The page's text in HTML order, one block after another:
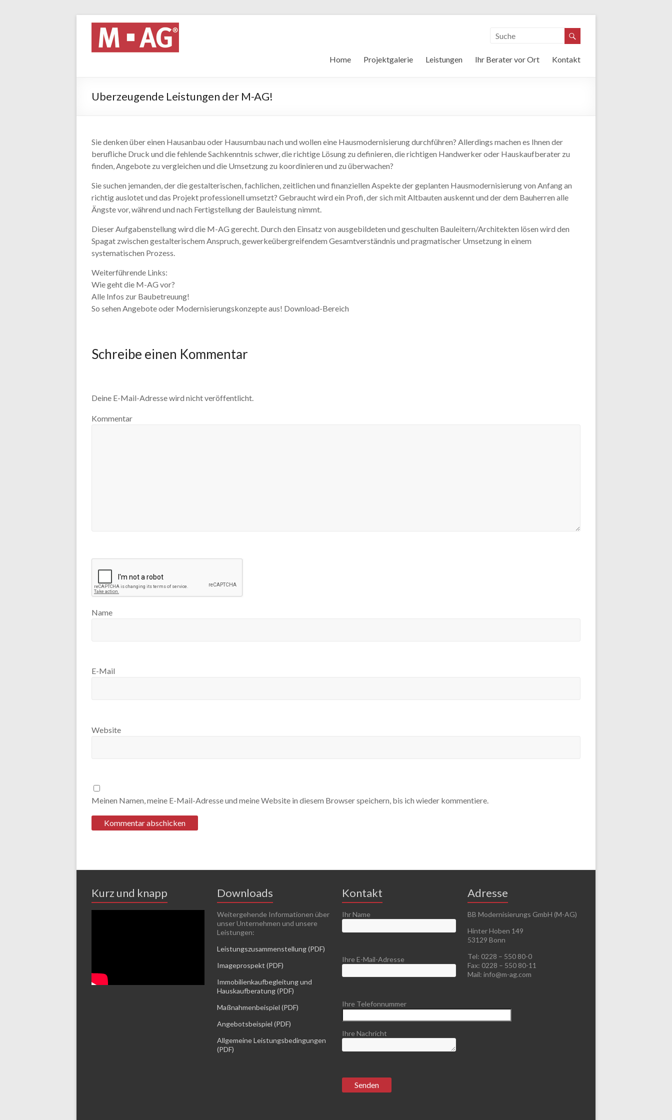
Home Projektgalerie Leistungen Ihr Berater vor Ort Kontakt
Uberzeugende Leistungen der M-AG!
Sie denken über einen Hausanbau oder Hausumbau nach und wollen eine Hausmodernisierung durchführen? Allerdings machen es Ihnen der
berufliche Druck und die fehlende Sachkenntnis schwer, die richtige Lösung zu definieren, die richtigen Handwerker oder Hauskaufberater zu
finden, Angebote zu vergleichen und die Umsetzung zu koordinieren und zu überwachen?
Sie suchen jemanden, der die gestalterischen, fachlichen, zeitlichen und finanziellen Aspekte der geplanten Hausmodernisierung von Anfang an
richtig auslotet und das Projekt professionell umsetzt? Gebraucht wird ein Profi, der sich mit Altbauten auskennt und der dem Bauherren alle
Ängste vor, während und nach Fertigstellung der Bauleistung nimmt.
Dieser Aufgabenstellung wird die M-AG gerecht. Durch den Einsatz von ausgebildeten und geschulten Bauleitern/Architekten lösen wird den
Spagat zwischen gestalterischem Anspruch, gewerkeübergreifendem Gesamtverständnis und pragmatischer Umsetzung in einem
systematischen Prozess.
Weiterführende Links:
Wie geht die M-AG vor?
Alle Infos zur Baubetreuung!
So sehen Angebote oder Modernisierungskonzepte aus! Download-Bereich
Schreibe einen Kommentar
Deine E-Mail-Adresse wird nicht veröffentlicht.
Kommentar
Name
E-Mail
Website
Meinen Namen, meine E-Mail-Adresse und meine Website in diesem Browser speichern, bis ich wieder kommentiere.
Kurz und knapp Downloads
Weitergehende Informationen über
unser Unternehmen und unsere
Leistungen:
Leistungszusammenstellung (PDF)
Imageprospekt (PDF)
Immobilienkaufbegleitung und
Hauskaufberatung (PDF)
Maßnahmenbeispiel (PDF)
Angebotsbeispiel (PDF)
Allgemeine Leistungsbedingungen
(PDF)
Kontakt
Ihr Name
Ihre E-Mail-Adresse
Ihre Telefonnummer
Ihre Nachricht
Adresse
BB Modernisierungs GmbH (M-AG)
Hinter Hoben 149
53129 Bonn
Tel: 0228 – 550 80-0
Fax: 0228 – 550 80-11
Mail: info@m-ag.com